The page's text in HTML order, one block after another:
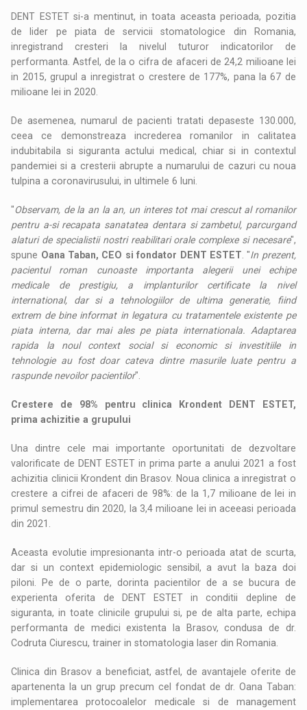
DENT ESTET si-a mentinut, in toata aceasta perioada, pozitia
de lider pe piata de servicii stomatologice din Romania,
inregistrand cresteri la nivelul tuturor indicatorilor de
performanta. Astfel, de la o cifra de afaceri de 24,2 milioane lei
in 2015, grupul a inregistrat o crestere de 177%, pana la 67 de
milioane lei in 2020.
De asemenea, numarul de pacienti tratati depaseste 130.000,
ceea ce demonstreaza increderea romanilor in calitatea
indubitabila si siguranta actului medical, chiar si in contextul
pandemiei si a cresterii abrupte a numarului de cazuri cu noua
tulpina a coronavirusului, in ultimele 6 luni.
"Observam, de la an la an, un interes tot mai crescut al romanilor
pentru a-si recapata sanatatea dentara si zambetul, parcurgand
alaturi de specialistii nostri reabilitari orale complexe si necesare",
spune Oana Taban, CEO si fondator DENT ESTET . "In prezent,
pacientul roman cunoaste importanta alegerii unei echipe
medicale de prestigiu, a implanturilor certificate la nivel
international, dar si a tehnologiilor de ultima generatie, fiind
extrem de bine informat in legatura cu tratamentele existente pe
piata interna, dar mai ales pe piata internationala. Adaptarea
rapida la noul context social si economic si investitiile in
tehnologie au fost doar cateva dintre masurile luate pentru a
raspunde nevoilor pacientilor".
Crestere de 98% pentru clinica Krondent DENT ESTET,
prima achizitie a grupului
Una dintre cele mai importante oportunitati de dezvoltare
valorificate de DENT ESTET in prima parte a anului 2021 a fost
achizitia clinicii Krondent din Brasov. Noua clinica a inregistrat o
crestere a cifrei de afaceri de 98%: de la 1,7 milioane de lei in
primul semestru din 2020, la 3,4 milioane lei in aceeasi perioada
din 2021.
Aceasta evolutie impresionanta intr-o perioada atat de scurta,
dar si un context epidemiologic sensibil, a avut la baza doi
piloni. Pe de o parte, dorinta pacientilor de a se bucura de
experienta oferita de DENT ESTET in conditii depline de
siguranta, in toate clinicile grupului si, pe de alta parte, echipa
performanta de medici existenta la Brasov, condusa de dr.
Codruta Ciurescu, trainer in stomatologia laser din Romania.
Clinica din Brasov a beneficiat, astfel, de avantajele oferite de
apartenenta la un grup precum cel fondat de dr. Oana Taban:
implementarea protocoalelor medicale si de management